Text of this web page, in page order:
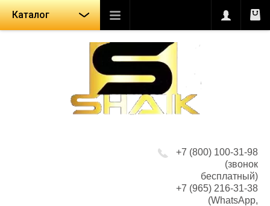
Каталог
+7 (800) 100-31-98
(звонок
бесплатный)
+7 (965) 216-31-38
(WhatsApp,